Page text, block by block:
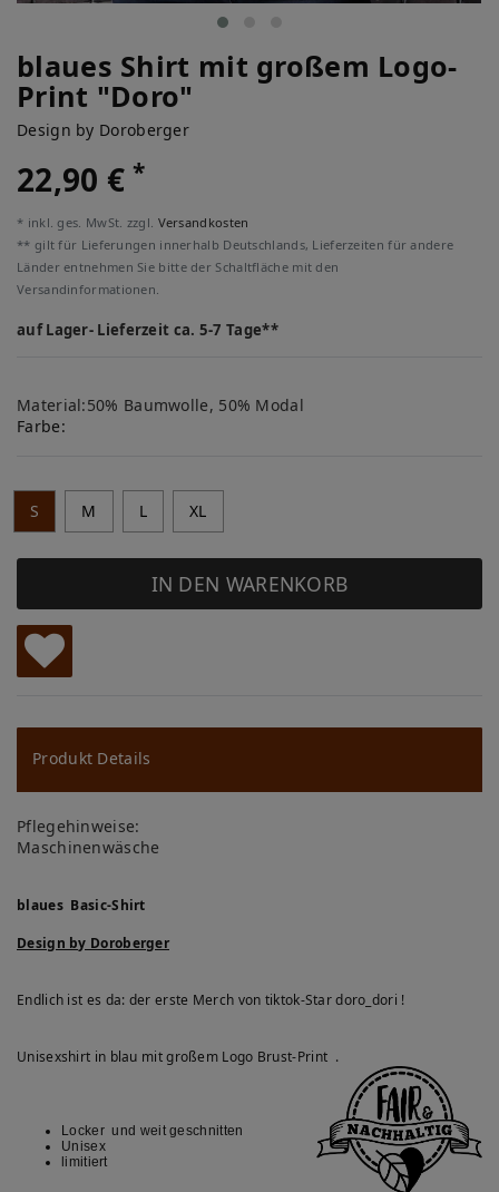
blaues Shirt mit großem Logo-
Print "Doro"
Design by Doroberger
22,90 €*
* inkl. ges. MwSt. zzgl. Versandkosten
** gilt für Lieferungen innerhalb Deutschlands, Lieferzeiten für andere
Länder entnehmen Sie bitte der Schaltfläche mit den
Versandinformationen.
auf Lager- Lieferzeit ca. 5-7 Tage**
Material:50% Baumwolle, 50% Modal
Farbe:
S M L XL
IN DEN WARENKORB
W
u
ns
ch
lis
te
Produkt Details
Pflegehinweise:
Maschinenwäsche
blaues Basic-Shirt
Design by Doroberger
Endlich ist es da: der erste Merch von tiktok-Star doro_dori !
Unisexshirt in blau mit großem Logo Brust-Print .
Locker und weit geschnitten
Unisex
limitiert